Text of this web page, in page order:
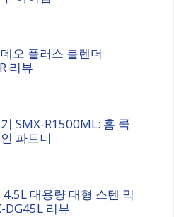
오 플러스 블렌더
리뷰
SMX-R1500ML: 홈 쿡
파트너
대용량 대형 스텐 믹
DG45L 리뷰